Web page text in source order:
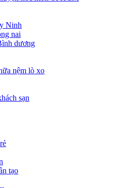
Ninh
nai
dương
nệm lò xo
sạn
tạo